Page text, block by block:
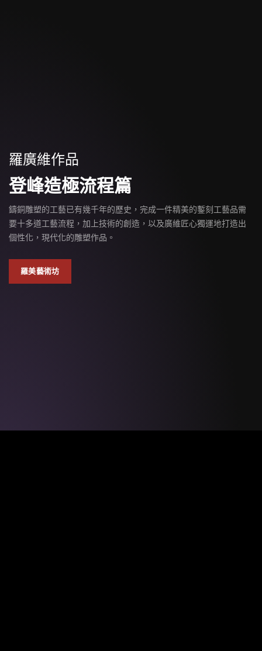
羅廣維作品
登峰造極流程篇
鑄銅雕塑的工藝已有幾千年的歷史，完成一件精美的鏨刻工藝品需
要十多道工藝流程，加上技術的創造，以及廣維匠心獨運地打造出
個性化，現代化的雕塑作品。
羅美藝術坊